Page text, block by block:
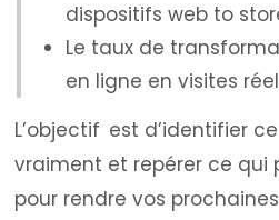
dispositifs web to
Le taux de
en ligne en visites
L’objectif est d’identifier
vraiment et repérer ce qui
pour rendre vos